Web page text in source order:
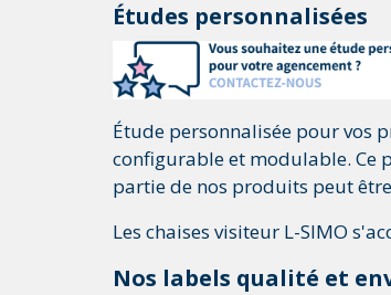
Études personnalisées
Étude personnalisée pour vos
configurable et modulable. Ce
partie de nos produits peut
Les chaises visiteur L-SIMO
Nos labels qualité et